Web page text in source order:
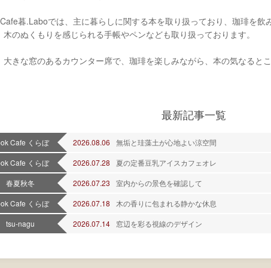
暮.Laboでは、主に暮らしに関する本を取り扱っており、珈琲を飲
木のぬくもりを感じられる手帳やペンなども取り扱っております。
大きな窓のあるカウンター席で、珈琲を楽しみながら、本の気なると
最新記事一覧
Cafe くらぼ 2026.08.06
無垢と珪藻土が心地よい涼空間
Cafe くらぼ
2026.07.28
夏の定番豆乳アイスカフェオレ
春夏秋冬
2026.07.23
室内からの景色を確認して
Cafe くらぼ
2026.07.18
木の香りに包まれる静かな休息
tsu-nagu
2026.07.14 窓辺を彩る視線のデザイン